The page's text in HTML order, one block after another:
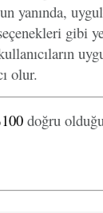
yanında,
gibi
olur.
doğru